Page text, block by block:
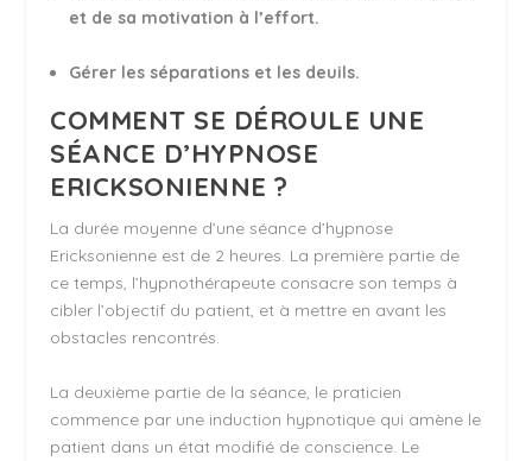
et de sa motivation à l’effort.
Gérer les séparations et les deuils.
COMMENT SE DÉROULE UNE
SÉANCE D’HYPNOSE
ERICKSONIENNE ?
La durée moyenne d’une séance d’hypnose
Ericksonienne est de 2 heures. La première partie de
ce temps, l’hypnothérapeute consacre son temps à
cibler l’objectif du patient, et à mettre en avant les
obstacles rencontrés.
La deuxième partie de la séance, le praticien
commence par une induction hypnotique qui amène le
patient dans un état modifié de conscience. Le